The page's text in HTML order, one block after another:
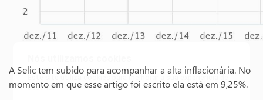
A Selic tem subido para acompanhar a alta inflacionária. No
momento em que esse artigo foi escrito ela está em 9,25%.
Este site utiliza cookies para melhorar a sua experiência de
usuário.